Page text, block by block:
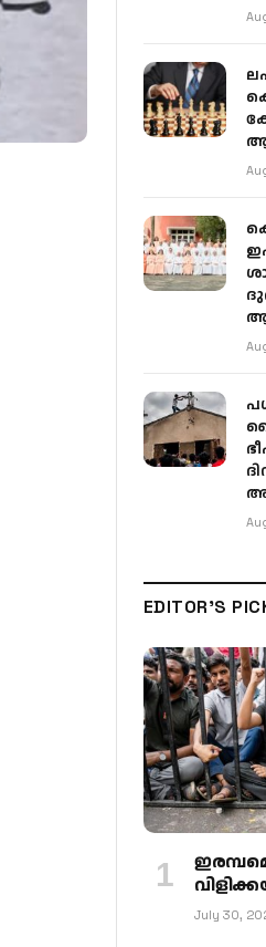
EDITOR'S
July 30,